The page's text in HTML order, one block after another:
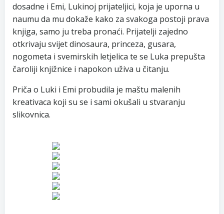
dosadne i Emi, Lukinoj prijateljici, koja je uporna u
naumu da mu dokaže kako za svakoga postoji prava
knjiga, samo ju treba pronaći. Prijatelji zajedno
otkrivaju svijet dinosaura, princeza, gusara,
nogometa i svemirskih letjelica te se Luka prepušta
čaroliji knjižnice i napokon uživa u čitanju.
Priča o Luki i Emi probudila je maštu malenih
kreativaca koji su se i sami okušali u stvaranju
slikovnica.